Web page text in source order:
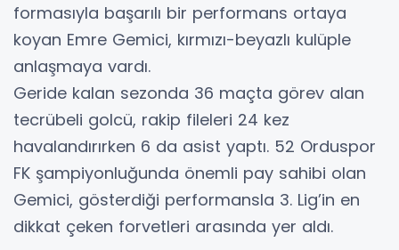
formasıyla başarılı bir performans ortaya
koyan Emre Gemici, kırmızı-beyazlı kulüple
anlaşmaya vardı.
Geride kalan sezonda 36 maçta görev alan
tecrübeli golcü, rakip fileleri 24 kez
havalandırırken 6 da asist yaptı. 52 Orduspor
FK şampiyonluğunda önemli pay sahibi olan
Gemici, gösterdiği performansla 3. Lig’in en
dikkat çeken forvetleri arasında yer aldı.